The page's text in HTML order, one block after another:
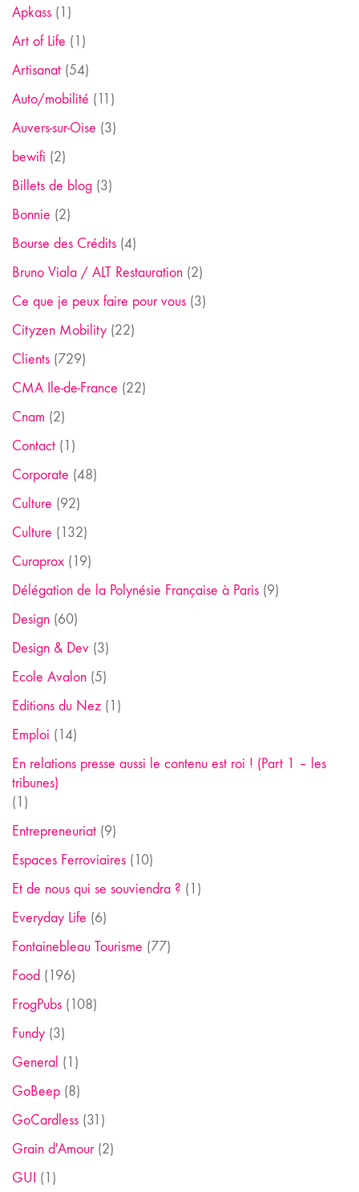
Apkass (1)
Art of Life (1)
Artisanat (54)
Auto/mobilité (11)
Auvers-sur-Oise (3)
bewifi (2)
Billets de blog (3)
Bonnie (2)
Bourse des Crédits (4)
Bruno Viala / ALT Restauration (2)
Ce que je peux faire pour vous (3)
Cityzen Mobility (22)
Clients (729)
CMA Ile-de-France (22)
Cnam (2)
Contact (1)
Corporate (48)
Culture (92)
Culture (132)
Curaprox (19)
Délégation de la Polynésie Française à Paris (9)
Design (60)
Design & Dev (3)
Ecole Avalon (5)
Editions du Nez (1)
Emploi (14)
En relations presse aussi le contenu est roi ! (Part 1 – les
tribunes)
(1)
Entrepreneuriat (9)
Espaces Ferroviaires (10)
Et de nous qui se souviendra ? (1)
Everyday Life (6)
Fontainebleau Tourisme (77)
Food (196)
FrogPubs (108)
Fundy (3)
General (1)
GoBeep (8)
GoCardless (31)
Grain d'Amour(2)
GUI (1)